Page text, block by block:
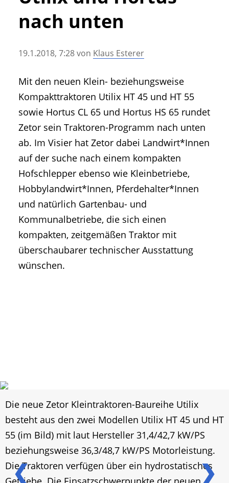
• Messen und Veranstaltungen
• Agritechnica Neuheiten Archiv
nach unten
19.1.2018, 7:28von Klaus Esterer
Mit den neuen Klein- beziehungsweise
Kompakttraktoren Utilix HT 45 und HT 55
sowie Hortus CL 65 und Hortus HS 65 rundet
Zetor sein Traktoren-Programm nach unten
ab. Im Visier hat Zetor dabei Landwirt*Innen
auf der suche nach einem kompakten
Hofschlepper ebenso wie Kleinbetriebe,
Hobbylandwirt*Innen, Pferdehalter*Innen
und natürlich Gartenbau- und
Kommunalbetriebe, die sich einen
kompakten, zeitgemäßen Traktor mit
überschaubarer technischer Ausstattung
wünschen.
❮ ❯
Die neue Zetor Kleintraktoren-Baureihe Utilix
besteht aus den zwei Modellen Utilix HT 45 und HT
55 (im Bild) mit laut Hersteller 31,4/42,7 kW/PS
beziehungsweise 36,3/48,7 kW/PS Motorleistung.
Die Traktoren verfügen über ein hydrostatisches